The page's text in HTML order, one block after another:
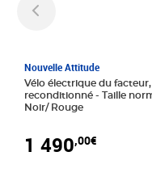
Nouvelle Attitude
Vélo électrique du facteur,
reconditionné - Taille normale -
Noir/ Rouge
1 490,00€